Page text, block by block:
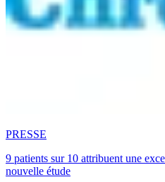
PRESSE
9 patients sur 10 attribuent une
nouvelle étude